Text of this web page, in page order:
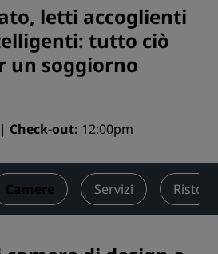
letti accoglienti
tutto ciò
un soggiorno
Check-out 12:00pm
Camere Servizi